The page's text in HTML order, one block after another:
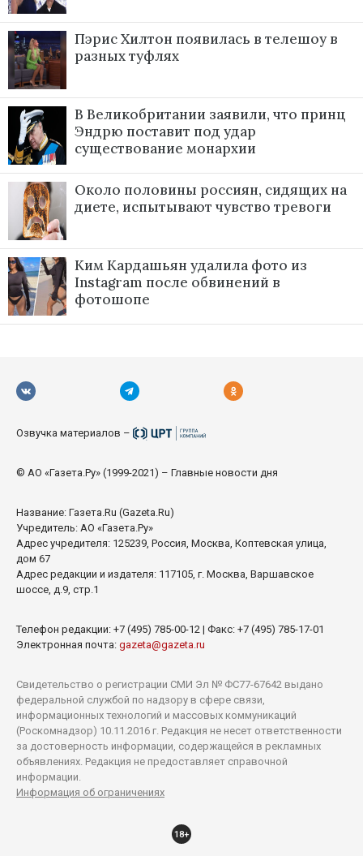
Пэрис Хилтон появилась в телешоу в
разных туфлях
В Великобритании заявили, что принц
Эндрю поставит под удар
существование монархии
Около половины россиян, сидящих на
диете, испытывают чувство тревоги
Ким Кардашьян удалила фото из
Instagram после обвинений в
фотошопе
Озвучка материалов –
© АО «Газета.Ру» (1999-2021) – Главные новости дня
Название: Газета.Ru (Gazeta.Ru)
Учредитель: АО «Газета.Ру»
Адрес учредителя: 125239, Россия, Москва, Коптевская улица,
дом 67
Адрес редакции и издателя: 117105, г. Москва, Варшавское
шоссе, д.9, стр.1
Телефон редакции: +7 (495) 785-00-12 | Факс: +7 (495) 785-17-01
Электронная почта: gazeta@gazeta.ru
Свидетельство о регистрации СМИ Эл № ФС77-67642 выдано
федеральной службой по надзору в сфере связи,
информационных технологий и массовых коммуникаций
(Роскомнадзор) 10.11.2016 г. Редакция не несет ответственности
за достоверность информации, содержащейся в рекламных
объявлениях. Редакция не предоставляет справочной
информации.
Информация об ограничениях
18+